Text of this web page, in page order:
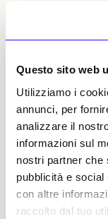
Questo sito web
Utilizziamo i
annunci, per
analizzare il
informazioni sul
nostri partner che
pubblicità e
con altre
raccolto dal tuo
Fernando
pietre
inconsueti in
capaci di
installazioni,
lungo il
italiano è la
London resta
internazionali
l’evoluzione